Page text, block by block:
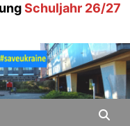
Schuljahr 26/27